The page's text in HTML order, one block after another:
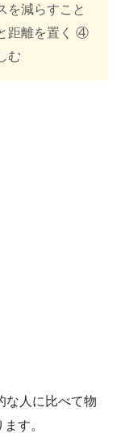
減らすこと
距離を置く ④
む
な人に比べて物
す。